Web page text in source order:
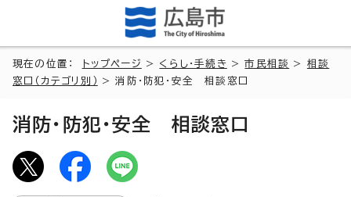
現在の位置： トップページ > くらし・手続き >市民相談 > 相談
窓口（カテゴリ別）
> 消防・防犯・安全 相談窓口
消防・防犯・安全 相談窓口